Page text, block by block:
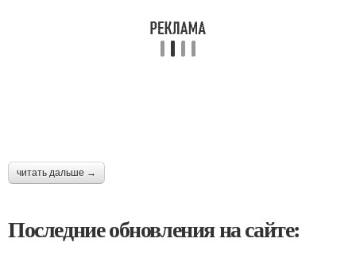
читать дальше →
Последние обновления на сайте: